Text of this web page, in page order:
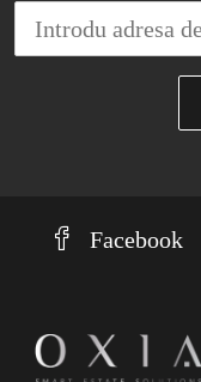
Facebook